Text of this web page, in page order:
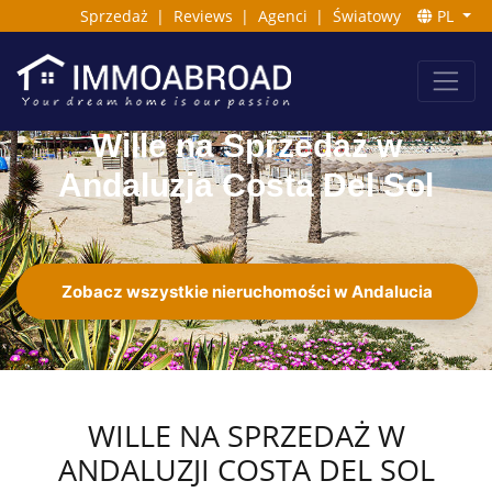
Sprzedaż | Reviews | Agenci | Światowy PL
Wille na Sprzedaż w
Andaluzja Costa Del Sol
Zobacz wszystkie nieruchomości w Andalucia
WILLE NA SPRZEDAŻ W
ANDALUZJI COSTA DEL SOL